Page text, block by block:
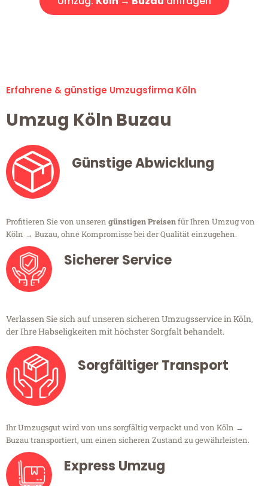
Erfahrene & günstige Umzugsfirma Köln
Umzug Köln Buzau
Günstige Abwicklung
Profitieren Sie von unseren günstigen Preisenfür Ihren Umzug von
Köln → Buzau, ohne Kompromisse bei der Qualität einzugehen.
Sicherer Service
Verlassen Sie sich auf unseren sicheren Umzugsservice in Köln,
der Ihre Habseligkeiten mit höchster Sorgfalt behandelt.
Sorgfältiger Transport
Ihr Umzugsgut wird von uns sorgfältig verpackt und von Köln →
Buzau transportiert, um einen sicheren Zustand zu gewährleisten.
Express Umzug